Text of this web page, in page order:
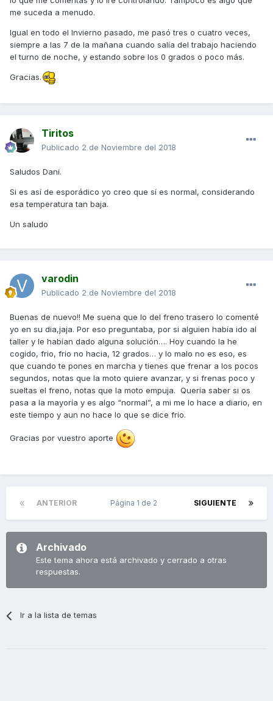
me suceda a menudo.
Igual en todo el Invierno pasado, me pasó tres o cuatro veces,
siempre a las 7 de la mañana cuando salía del trabajo haciendo
el turno de noche, y estando sobre los 0 grados o poco más.
Gracias.
Tiritos
Publicado 2 de Noviembre del 2018
Saludos Dani.
Si es así de esporádico yo creo que sí es normal, considerando
esa temperatura tan baja.
Un saludo
varodin
Publicado 2 de Noviembre del 2018
Buenas de nuevo!! Me suena que lo del freno trasero lo comenté
yo en su dia,jaja. Por eso preguntaba, por si alguien había ido al
taller y le habían dado alguna solución…. Hoy cuando la he
cogido, frio, frio no hacia, 12 grados… y lo malo no es eso, es
que cuando te pones en marcha y tienes que frenar a los pocos
segundos, notas que la moto quiere avanzar, y si frenas poco y
sueltas el freno, notas que la moto empuja. Quería saber si os
pasa a la mayoría y es algo “normal”, a mi me lo hace a diario, en
este tiempo y aun no hace lo que se dice frio.
Gracias por vuestro aporte
ANTERIOR SIGUIENTE
Página 1 de 2
Archivado
Este tema ahora está archivado y cerrado a otras
respuestas.
Ir a la lista de temas